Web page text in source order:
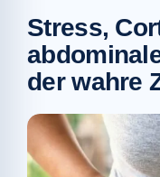
Stress,
der wahre